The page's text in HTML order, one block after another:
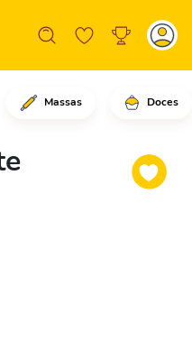
Massas Doces
adicione o